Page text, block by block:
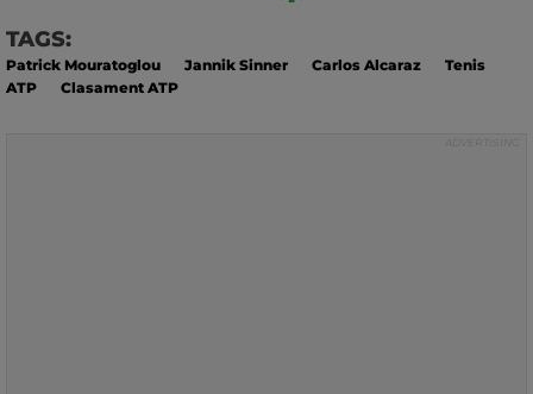
TAGS:
Patrick Mouratoglou Jannik Sinner Carlos Alcaraz
Tenis
ATP
Clasament ATP